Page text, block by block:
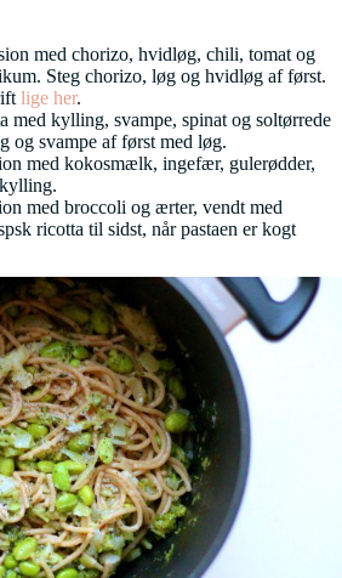
med chorizo, hvidløg, chili, tomat og
Steg chorizo, løg og hvidløg af først.
lige her.
med kylling, svampe, spinat og soltørrede
og svampe af først med løg.
med kokosmælk, ingefær, gulerødder,
med broccoli og ærter, vendt med
ricotta til sidst, når pastaen er kogt